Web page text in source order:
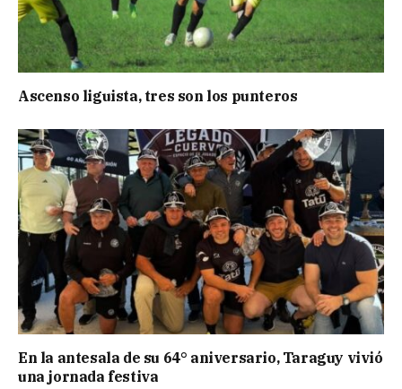
Ascenso liguista, tres son los punteros
En la antesala de su 64° aniversario, Taraguy vivió
una jornada festiva